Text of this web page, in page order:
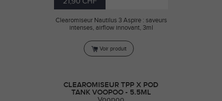
Clearomiseur Nautilus 3 Aspire : saveurs
intenses, airflow innovant, 3ml
Voir produit
CLEAROMISEUR TPP X POD
TANK VOOPOO - 5.5ML